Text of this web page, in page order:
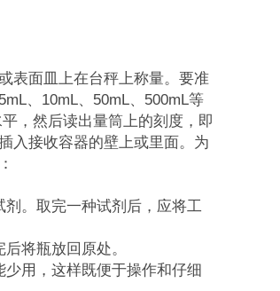
表面皿上在台秤上称量。要准
、10mL、50mL、500mL等
，然后读出量筒上的刻度，即
入接收容器的壁上或里面。为
剂。取完一种试剂后，应将工
将瓶放回原处。
少用，这样既便于操作和仔细